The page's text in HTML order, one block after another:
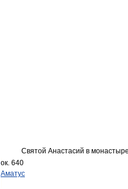
Святой Анастасий в
ок. 640
Аматус